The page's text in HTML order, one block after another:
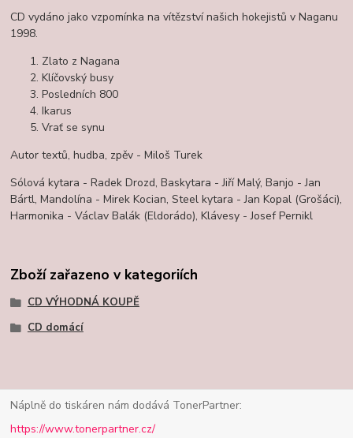
CD vydáno jako vzpomínka na vítězství našich hokejistů v Naganu
1998.
Zlato z Nagana
Klíčovský busy
Posledních 800
Ikarus
Vrať se synu
Autor textů, hudba, zpěv - Miloš Turek
Sólová kytara - Radek Drozd, Baskytara - Jiří Malý, Banjo - Jan
Bártl, Mandolína - Mirek Kocian, Steel kytara - Jan Kopal (Grošáci),
Harmonika - Václav Balák (Eldorádo), Klávesy - Josef Pernikl
Zboží zařazeno v kategoriích
CD VÝHODNÁ KOUPĚ
CD domácí
Náplně do tiskáren nám dodává TonerPartner:
https://www.tonerpartner.cz/